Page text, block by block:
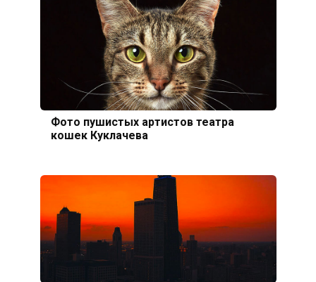
Фото пушистых артистов театра
кошек Куклачева